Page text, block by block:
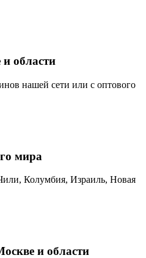
области
нашей сети или с оптового
мира
Колумбия, Израиль, Новая
и области